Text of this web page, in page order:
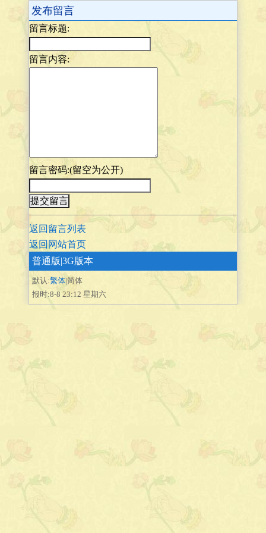
发布留言
留言标题:
留言内容:
留言密码:(留空为公开)
返回留言列表
返回网站首页
普通版|3G版本
默认:繁体|简体
报时:8-8 23:12 星期六